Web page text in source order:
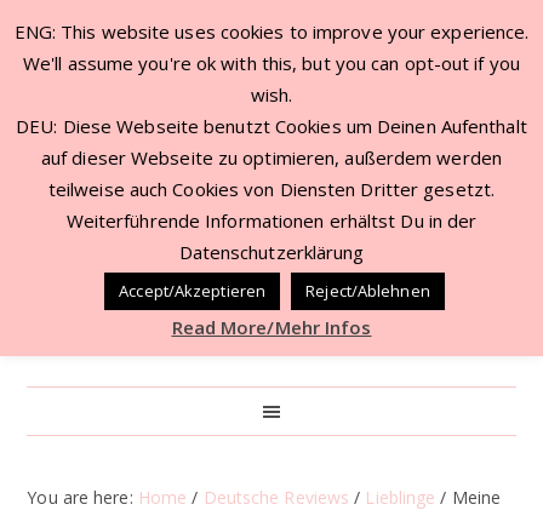
You are here: Home / Deutsche Reviews / Lieblinge / Meine
ENG: This website uses cookies to improve your experience.
We'll assume you're ok with this, but you can opt-out if you
wish.
DEU: Diese Webseite benutzt Cookies um Deinen Aufenthalt
auf dieser Webseite zu optimieren, außerdem werden
teilweise auch Cookies von Diensten Dritter gesetzt.
Weiterführende Informationen erhältst Du in der
Datenschutzerklärung
Accept/Akzeptieren Reject/Ablehnen
Read More/Mehr Infos